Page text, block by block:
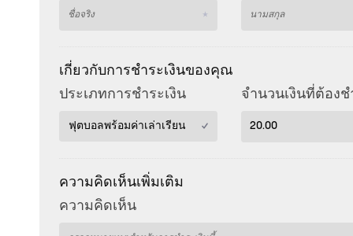
เกี่ยวกับการชำระเงินของคุณ
ประเภทการชำระเงิน จำนวนเงินที่ต้องช
ความคิดเห็นเพิ่มเติม
ความคิดเห็น